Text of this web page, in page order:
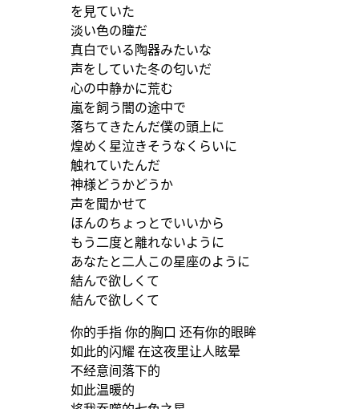
を見ていた
淡い色の瞳だ
真白でいる陶器みたいな
声をしていた冬の匂いだ
心の中静かに荒む
嵐を飼う闇の途中で
落ちてきたんだ僕の頭上に
煌めく星泣きそうなくらいに
触れていたんだ
神様どうかどうか
声を聞かせて
ほんのちょっとでいいから
もう二度と離れないように
あなたと二人この星座のように
結んで欲しくて
結んで欲しくて
你的手指 你的胸口 还有你的眼眸
如此的闪耀 在这夜里让人眩晕
不经意间落下的
如此温暖的